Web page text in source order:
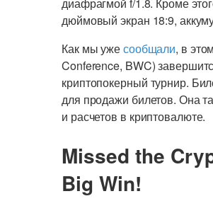
дюймовый экран 18:9,
Как мы ужесообщали, в
Conference, BWC)
криптопокерный турнир.
для продажи билетов. Она
и расчетов в криптовалюте.
Missed the
Big Win!